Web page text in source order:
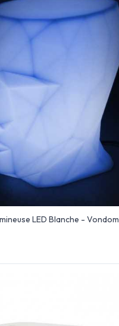
LED Blanche - Vondom